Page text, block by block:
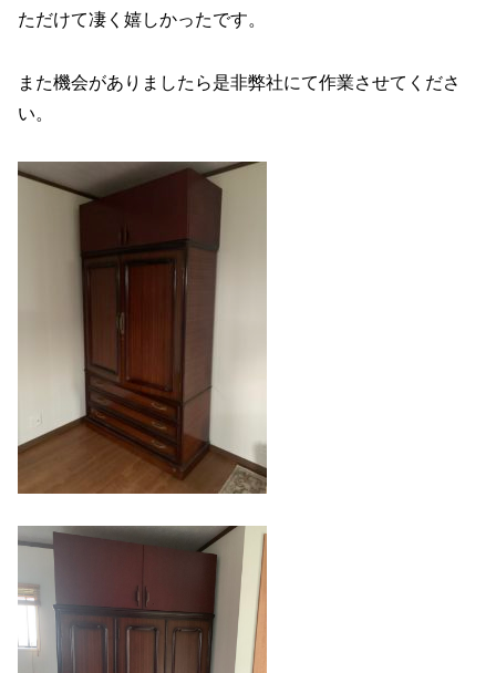
ただけて凄く嬉しかったです。
また機会がありましたら是非弊社にて作業させてくださ
い。